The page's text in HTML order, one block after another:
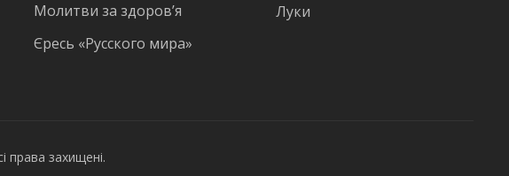
Молитви за здоров’я
Єресь «Русского мира»
Луки
права захищені.